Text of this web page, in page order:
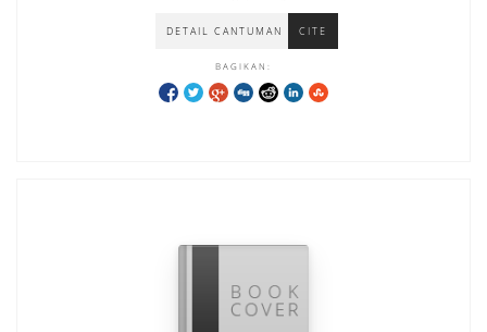
DETAIL CANTUMAN CITE
BAGIKAN: